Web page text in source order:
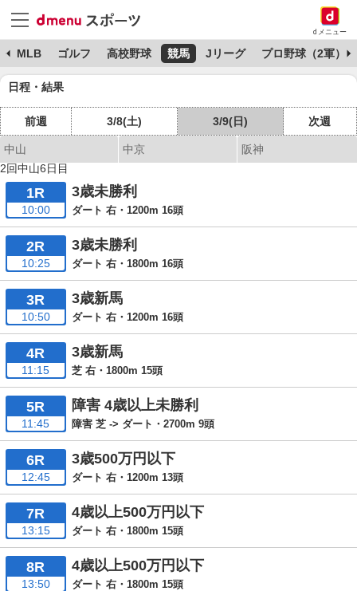
dメニュー
MLB ゴルフ 高校野球 競馬 Jリーグ プロ野球（2軍）
日程・結果
前週 3/8(土) 3/9(日) 次週
中山 中京
阪神
2回中山6日目
1R
10:00
3歳未勝利
ダート 右・1200m 16頭
2R
10:25
3歳未勝利
ダート 右・1800m 16頭
3R
10:50
3歳新馬
ダート 右・1200m 16頭
4R
11:15
3歳新馬
芝 右・1800m 15頭
5R
11:45
障害 4歳以上未勝利
障害 芝 -> ダート・2700m 9頭
6R
12:45
3歳500万円以下
ダート 右・1200m 13頭
7R
13:15
4歳以上500万円以下
ダート 右・1800m 15頭
8R
13:50
4歳以上500万円以下
ダート 右・1800m 15頭